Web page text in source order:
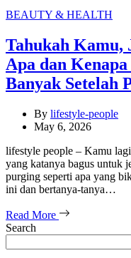
Categories
BEAUTY & HEALTH
Tahukah Kamu,
Apa dan
Banyak Setelah
By lifestyle-people
May 6, 2026
lifestyle people – Kamu
yang katanya bagus untuk
purging seperti apa yang
ini dan bertanya-tanya…
Read More
Search